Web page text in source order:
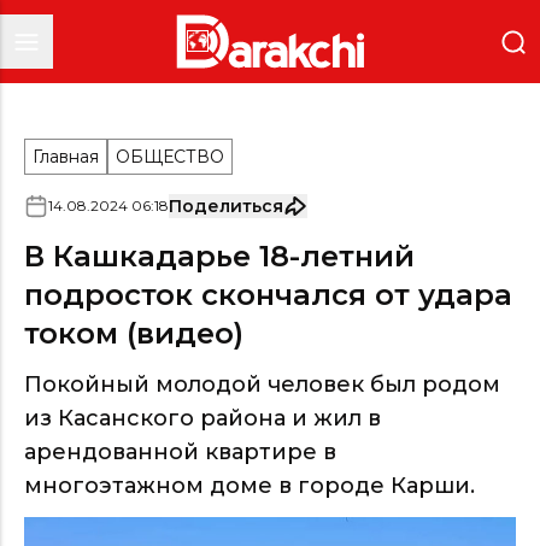
Главная ОБЩЕСТВО
14.08.2024 06:18Поделиться
В Кашкадарье 18-летний
подросток скончался от удара
током (видео)
Покойный молодой человек был родом
из Касанского района и жил в
арендованной квартире в
многоэтажном доме в городе Карши.